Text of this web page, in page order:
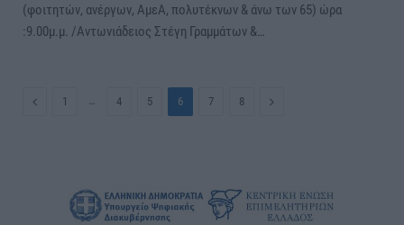
(φοιτητών, ανέργων, ΑμεΑ, πολυτέκνων & άνω των 65) ώρα
:9.00μ.μ. /Αντωνιάδειος Στέγη Γραμμάτων &…
Previous
1 4 5 6 7 8 Next